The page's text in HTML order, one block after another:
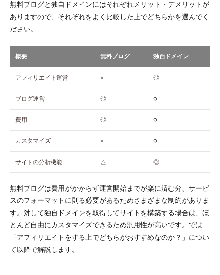
バー
を契
約す
を取
得す
る
3.3
を設定する
に登
録す
4
アフ
ィリ
エイ
トサ
の成
無料ブログと独自ドメインにはそれぞれメリット・デメリットが
ありますので、それぞれをよく比較した上でどちらかを選んでく
ださい。
概要 無料ブログ 独自ドメイン
アフィリエイト運営 × ◎
ブログ運営 ◎ ○
費用 ◎ ○
カスタマイズ × ○
サイトの分析機能 △ ◎
無料ブログは費用がかからず運営開始までが楽に済む分、サービ
スのフォーマットに則る必要があるためさまざまな制約がありま
す。対して独自ドメインを取得してサイトを構築する場合は、ほ
とんど自由にカスタマイズできるため汎用性が高いです。では
「アフィリエイトをする上でどちらがおすすめなのか？」につい
て以降で解説します。